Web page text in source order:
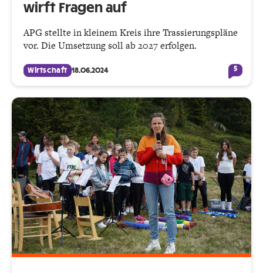
wirft Fragen auf
APG stellte in kleinem Kreis ihre Trassierungspläne
vor. Die Umsetzung soll ab 2027 erfolgen.
Wirtschaft 18.06.2024 5